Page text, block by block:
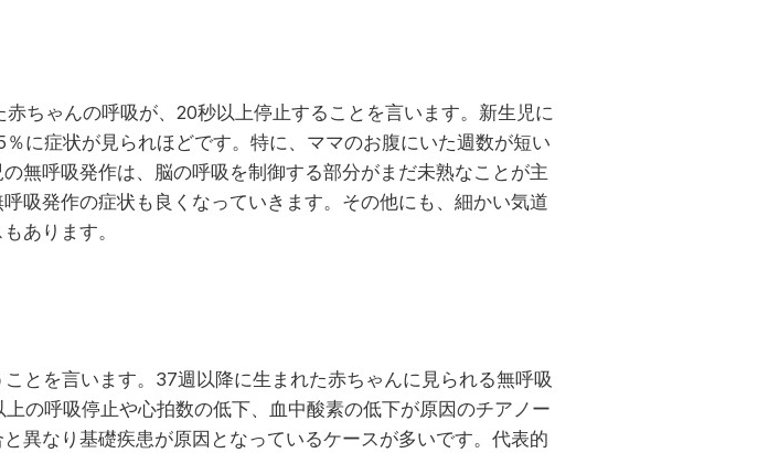
ちゃんの呼吸が、20秒以上停止することを言います。新生児に
％に症状が見られほどです。特に、ママのお腹にいた週数が短い
無呼吸発作は、脳の呼吸を制御する部分がまだ未熟なことが主
吸発作の症状も良くなっていきます。その他にも、細かい気道
あります。
ことを言います。37週以降に生まれた赤ちゃんに見られる無呼吸
の呼吸停止や心拍数の低下、血中酸素の低下が原因のチアノー
異なり基礎疾患が原因となっているケースが多いです。代表的